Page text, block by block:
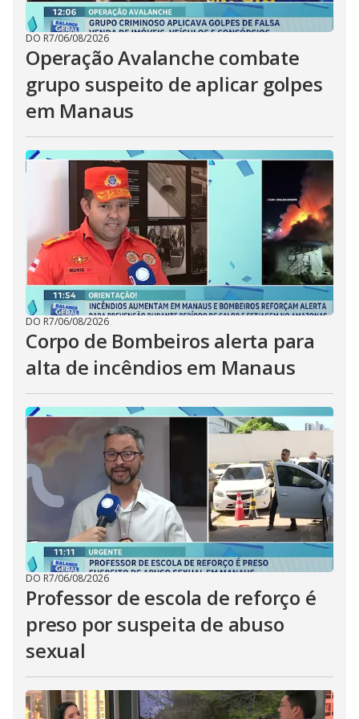
DO R7/06/08/2026
Operação Avalanche combate
grupo suspeito de aplicar golpes
em Manaus
DO R7/06/08/2026
Corpo de Bombeiros alerta para
alta de incêndios em Manaus
DO R7/06/08/2026
Professor de escola de reforço é
preso por suspeita de abuso
sexual